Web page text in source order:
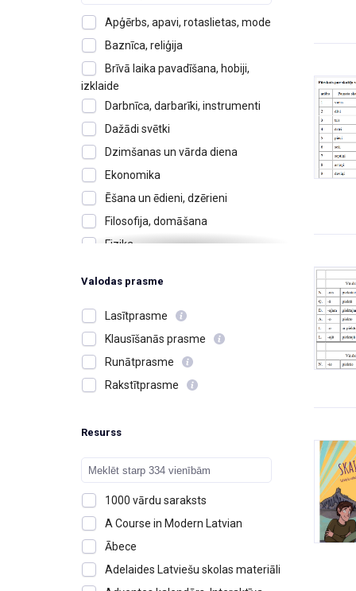
Apģērbs, apavi, rotaslietas, mode
Baznīca, reliģija
Brīvā laika pavadīšana, hobiji,
izklaide
Darbnīca, darbarīki, instrumenti
Dažādi svētki
Dzimšanas un vārda diena
Ekonomika
Ēšana un ēdieni, dzērieni
Filosofija, domāšana
Fizika
Izglītība un skolas
Jūtas, emocijas
Kafejnīcas un restorāni
Kalendārs, laiks, diena, mēnesis,
gads
Ķīmija
Valodas prasme
Lasītprasme
Klausīšanās prasme
Runātprasme
Rakstītprasme
Resurss
1000 vārdu saraksts
A Course in Modern Latvian
Ābece
Adelaides Latviešu skolas materiāli